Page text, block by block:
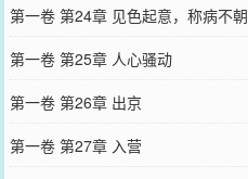
第一卷 第24章 见色起意，称病不朝
第一卷 第25章 人心骚动
第一卷 第26章 出京
第一卷 第27章 入营